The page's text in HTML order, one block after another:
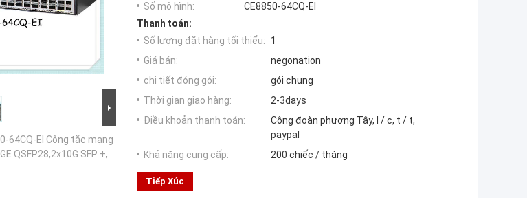
64CQ-EI Công tắc mạng
QSFP28,2x10G SFP +,
Số mô hình:
CE8850-64CQ-EI
Thanh toán:
Số lượng đặt hàng tối thiểu:
1
Giá bán:
negonation
chi tiết đóng gói:
gói chung
Thời gian giao hàng:
2-3days
Điều khoản thanh toán:
Công đoàn phương Tây, l / c, t / t,
paypal
Khả năng cung cấp:
200 chiếc / tháng
Tiếp Xúc